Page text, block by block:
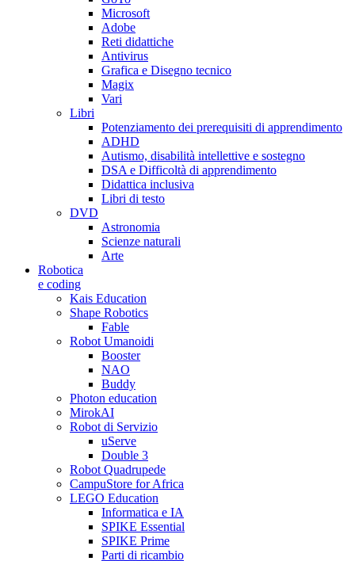
Microsoft
Adobe
Reti didattiche
Antivirus
Grafica e Disegno tecnico
Magix
Vari
Libri
Potenziamento dei prerequisiti di apprendimento
ADHD
Autismo, disabilità intellettive e sostegno
DSA e Difficoltà di apprendimento
Didattica inclusiva
Libri di testo
DVD
Astronomia
Scienze naturali
Arte
Robotica
e coding
Kais Education
Shape Robotics
Fable
Robot Umanoidi
Booster
NAO
Buddy
Photon education
MirokAI
Robot di Servizio
uServe
Double 3
Robot Quadrupede
CampuStore for Africa
LEGO Education
Informatica e IA
SPIKE Essential
SPIKE Prime
Parti di ricambio